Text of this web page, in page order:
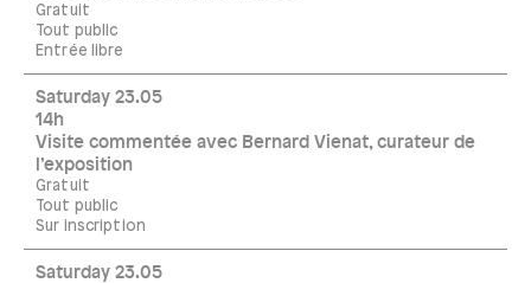
Gratuit
Tout public
Entrée libre
Saturday 23.05
14h
Visite commentée avec Bernard Vienat, curateur de
l’exposition
Gratuit
Tout public
Sur inscription
Saturday 23.05